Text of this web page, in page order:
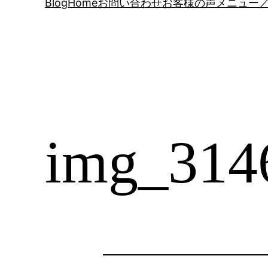
BlogHomeお問い合わせお客様の声 メニュー